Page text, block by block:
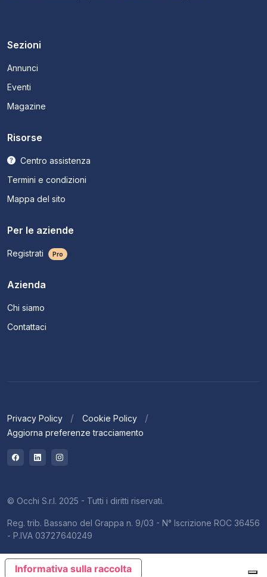
Sezioni
Annunci
Eventi
Magazine
Risorse
Centro assistenza
Termini e condizioni
Mappa del sito
Per le aziende
Registrati Pro
Azienda
Chi siamo
Contattaci
Privacy Policy
Cookie Policy
Aggiorna preferenze tracciamento
© Occhi S.r.l. 2025 - Tutti i diritti riservati.
Reg. trib. Bassano del Grappa n. 9/03 - N° Iscrizione ROC 36456
- P.IVA 03727640249
Informativa sulla raccolta